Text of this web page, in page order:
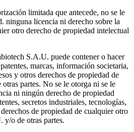
limitada que antecede, no se le
ninguna licencia ni derecho sobre la
otro derecho de propiedad intelectual
S.A.U. puede contener o hacer
marcas, información societaria,
y otros derechos de propiedad de
partes. No se le otorga ni se le
ni ningún derecho de propiedad
secretos industriales, tecnologías,
de propiedad de cualquier otro
y/o de otras partes.